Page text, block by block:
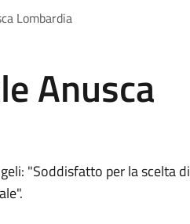
Lombardia
Anusca
"Soddisfatto per la scelta di